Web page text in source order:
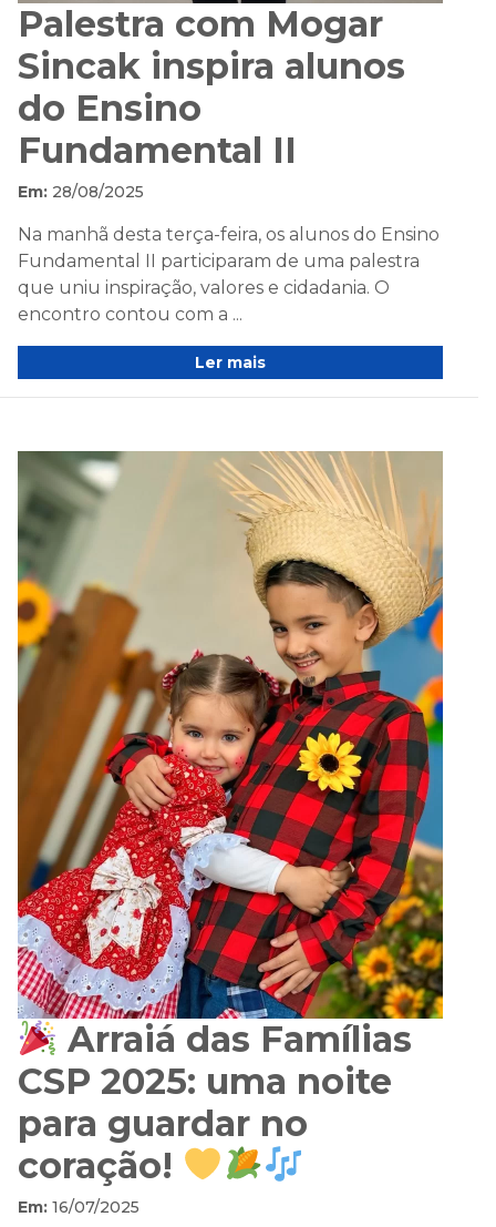
Palestra com Mogar
Sincak inspira alunos
do Ensino
Fundamental II
Em: 28/08/2025
Na manhã desta terça-feira, os alunos do Ensino
Fundamental II participaram de uma palestra
que uniu inspiração, valores e cidadania. O
encontro contou com a ...
Ler mais
Arraiá das Famílias
CSP 2025: uma noite
para guardar no
coração!
Em: 16/07/2025